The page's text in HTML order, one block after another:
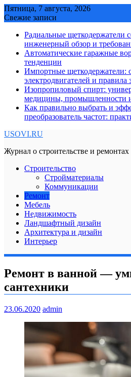
Skip
to
Пятница, 7 августа, 2026
Свежие записи
Радиальные
инженерный обзор и
Автоматические гаражные
тенденции
Импортные щеткодержатели:
электродвигателей и правила
Изопропиловый спирт:
медицины, промышленности
Как правильно выбрать и
преобразователь частот:
USOVI.RU
Журнал о строительстве и ремонтах
Строительство
Стройматериалы
Коммуникации
Ремонт
Мебель
Недвижимость
Ландшафтный дизайн
Архитектура и дизайн
Интерьер
Ремонт в ванной —
сантехники
23.06.2020 admin